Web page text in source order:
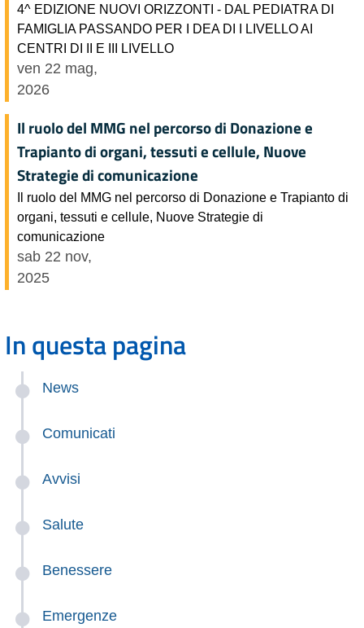
4^ EDIZIONE NUOVI ORIZZONTI - DAL PEDIATRA DI
FAMIGLIA PASSANDO PER I DEA DI I LIVELLO AI
CENTRI DI II E III LIVELLO
ven 22 mag,
2026
Il ruolo del MMG nel percorso di Donazione e
Trapianto di organi, tessuti e cellule, Nuove
Strategie di comunicazione
Il ruolo del MMG nel percorso di Donazione e Trapianto di
organi, tessuti e cellule, Nuove Strategie di
comunicazione
sab 22 nov,
2025
In questa pagina
News
Comunicati
Avvisi
Salute
Benessere
Emergenze